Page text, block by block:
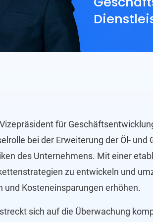
für
bei der Erweiterung der Öl- und
des Unternehmens. Mit einer
zu entwickeln und
und Kosteneinsparungen erhöhen.
sich auf die Überwachung